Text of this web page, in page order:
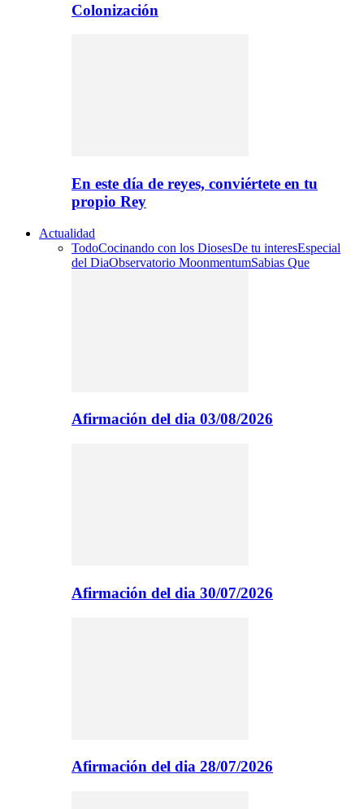
Colonización
En este día de reyes, conviértete en tu
propio Rey
Actualidad
TodoCocinando con los DiosesDe tu interesEspecial
del DiaObservatorio MoonmentumSabias Que
Afirmación del dia 03/08/2026
Afirmación del dia 30/07/2026
Afirmación del dia 28/07/2026